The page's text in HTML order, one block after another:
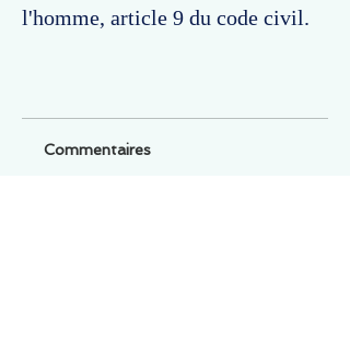
l'homme, article 9 du code civil.
Commentaires